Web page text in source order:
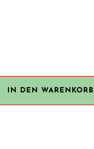
IN DEN WARENKORB